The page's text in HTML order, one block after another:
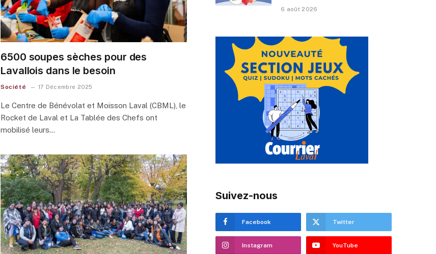
6500 soupes sèches pour des
Lavallois dans le besoin
Société 17 Décembre 2025
Le Centre de Bénévolat et Moisson Laval (CBML), le
Rocket de Laval et La Tablée des Chefs ont
mobilisé leurs…
6 août 2026
Suivez-nous
Facebook Twitter
Instagram YouTube